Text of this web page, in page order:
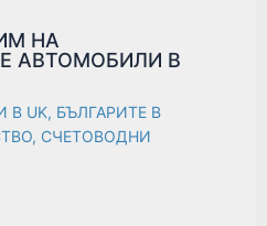
НА
АВТОМОБИЛИ В
В UK, БЪЛГАРИТЕ В
, СЧЕТОВОДНИ